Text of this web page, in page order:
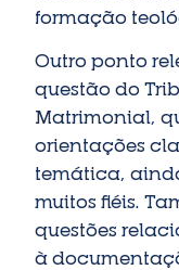
formação
Outro ponto
questão do
Matrimonial,
orientações
temática,
muitos fiéis.
questões
à